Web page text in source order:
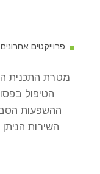
פרוייקטים אחרונים
מטרת התכנית
הטיפול
ההשפעות
השירות